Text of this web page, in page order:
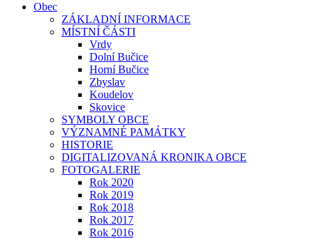
Obec
ZÁKLADNÍ INFORMACE
MÍSTNÍ ČÁSTI
Vrdy
Dolní Bučice
Horní Bučice
Zbyslav
Koudelov
Skovice
SYMBOLY OBCE
VÝZNAMNÉ PAMÁTKY
HISTORIE
DIGITALIZOVANÁ KRONIKA OBCE
FOTOGALERIE
Rok 2020
Rok 2019
Rok 2018
Rok 2017
Rok 2016